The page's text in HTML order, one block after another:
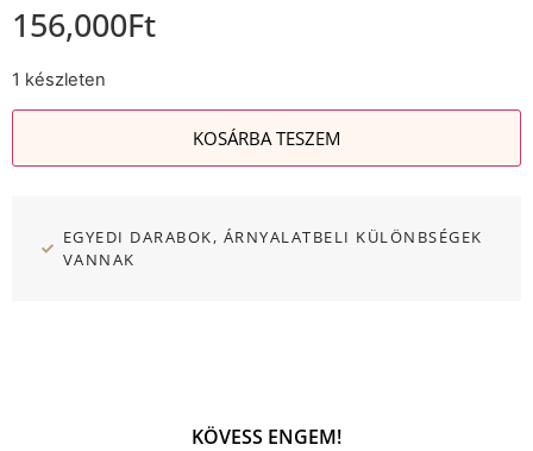
156,000Ft
1 készleten
KOSÁRBA TESZEM
EGYEDI DARABOK, ÁRNYALATBELI KÜLÖNBSÉGEK
VANNAK
KÖVESS ENGEM!